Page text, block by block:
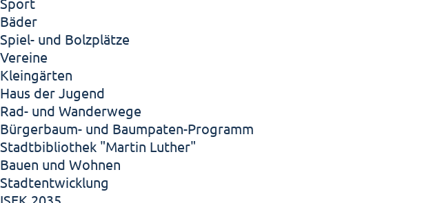
Bäder
Spiel- und Bolzplätze
Vereine
Kleingärten
Haus der Jugend
Rad- und Wanderwege
Bürgerbaum- und Baumpaten-Programm
Stadtbibliothek "Martin Luther"
Bauen und Wohnen
Stadtentwicklung